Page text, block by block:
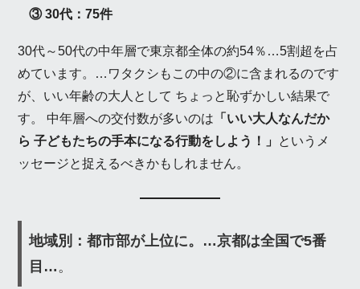
③ 30代：75件
30代～50代の中年層で東京都全体の約54％…5割超を占
めています。…ワタクシもこの中の②に含まれるのです
が、いい年齢の大人として ちょっと恥ずかしい結果で
す。 中年層への交付数が多いのは 「いい大人なんだか
ら 子どもたちの手本になる行動をしよう！」 というメ
ッセージと捉えるべきかもしれません。
地域別：都市部が上位に。…京都は全国で5番
目… 。